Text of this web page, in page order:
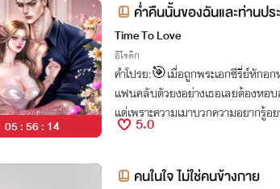
05 : 56 : 13
ค่ำคืนนั้นของฉันและท่านปร
Time To Love
อีโรติก
คำโปรย:🎯เมื่อถูกพระเอกซีรี่ย์หักอ
แฟนคลับตัวยงอย่างเธอเลยต้องหอ
แต่เพราะความเมาบวกความอยากรู้อย
กิดค่ำคืนร้อนฉ่ากับคนแปลกหน้า แล
อชีวิต..ก็คือท่านประธานคนใหม่ของเ
5.0
คนในใจ ไม่ใช่คนข้างกาย